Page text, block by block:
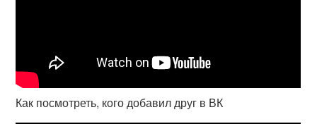
Как посмотреть, кого добавил друг в ВК